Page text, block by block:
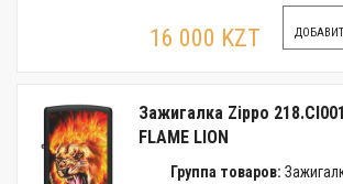
16 000 KZT
Зажигалка Zippo
FLAME LION
Группа товаров: